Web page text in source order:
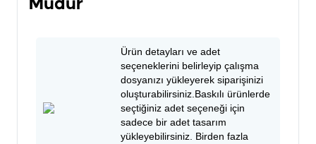
Müdür
Ürün detayları ve adet
seçeneklerini belirleyip çalışma
dosyanızı yükleyerek siparişinizi
oluşturabilirsiniz.Baskılı ürünlerde
seçtiğiniz adet seçeneği için
sadece bir adet tasarım
yükleyebilirsiniz. Birden fazla